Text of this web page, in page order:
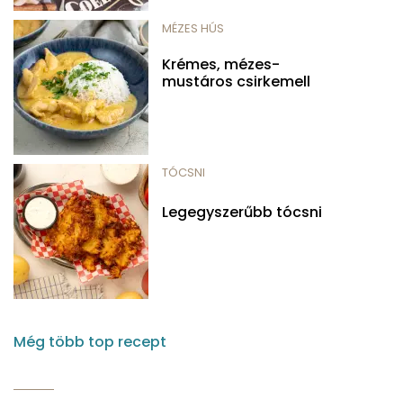
MÉZES HÚS
Krémes, mézes-
mustáros csirkemell
TÓCSNI
Legegyszerűbb tócsni
Még több top recept